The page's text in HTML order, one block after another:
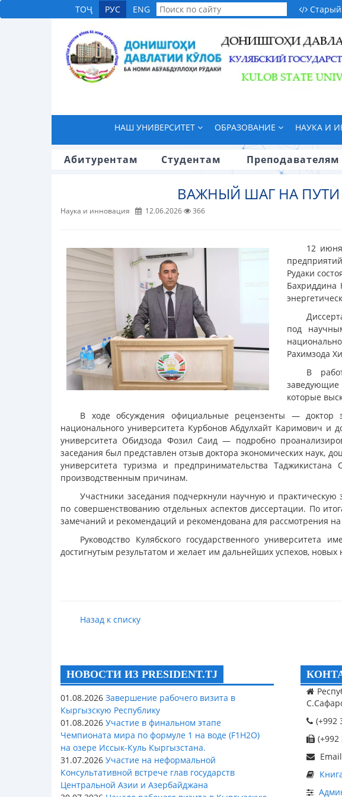
ТОҶ РУС ENG
НАШ УНИВЕРСИТЕТ ОБРАЗОВАНИЕ НАУКА И
Абитурентам Студентам Преподавателям
ВАЖНЫЙ ШАГ НА ПУТИ
Наука и инновация 12.06.2026 366
12
Рудаки
Бахриддина
под
Рахимзода
В
заведующие
которые
В ходе обсуждения официальные рецензенты — доктор
национального университета Курбонов Абдулхайт Каримович и
университета Обидзода Фозил Саид — подробно
заседания был представлен отзыв доктора экономических наук,
университета туризма и предпринимательства
производственным причинам.
Участники заседания подчеркнули научную и
по совершенствованию отдельных аспектов диссертации. По
замечаний и рекомендаций и рекомендована для рассмотрения
Руководство Кулябского государственного университета
достигнутым результатом и желает им дальнейших успехов,
Назад к списку
НОВОСТИ ИЗ PRESIDENT.TJ
01.08.2026 Завершение рабочего визита в
Кыргызскую Республику
01.08.2026 Участие в финальном этапе
Чемпионата мира по формуле 1 на воде (F1H2O)
на озере Иссык-Куль Кыргызстана.
31.07.2026 Участие на неформальной
Консультативной встрече глав государств
Центральной Азии и Азербайджана
(+992
(+992